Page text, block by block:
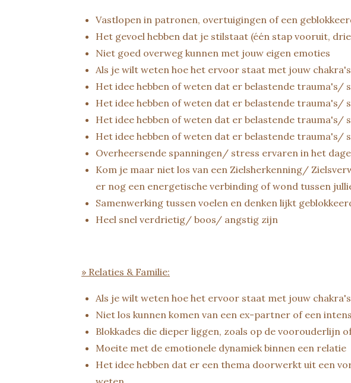
Vastlopen in patronen, overtuigingen of een
Het gevoel hebben dat je stilstaat (één stap vooruit,
Niet goed overweg kunnen met jouw eigen emoties
Als je wilt weten hoe het ervoor staat met jouw
Het idee hebben of weten dat er belastende
Het idee hebben of weten dat er belastende
Het idee hebben of weten dat er belastende
Het idee hebben of weten dat er belastende trauma's/
Overheersende spanningen/ stress ervaren in het
Kom je maar niet los van een Zielsherkenning/
er nog een energetische verbinding of wond tussen
Samenwerking tussen voelen en denken lijkt
Heel snel verdrietig/ boos/ angstig zijn
» Relaties & Familie:
Als je wilt weten hoe het ervoor staat met jouw
Niet los kunnen komen van een ex-partner of een
Blokkades die dieper liggen, zoals op de voorouderlijn
Moeite met de emotionele dynamiek binnen een relatie
Het idee hebben dat er een thema doorwerkt uit een